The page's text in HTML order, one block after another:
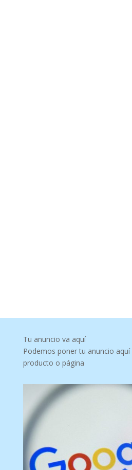
Tu anuncio va aquí
Podemos poner tu anuncio
producto o página